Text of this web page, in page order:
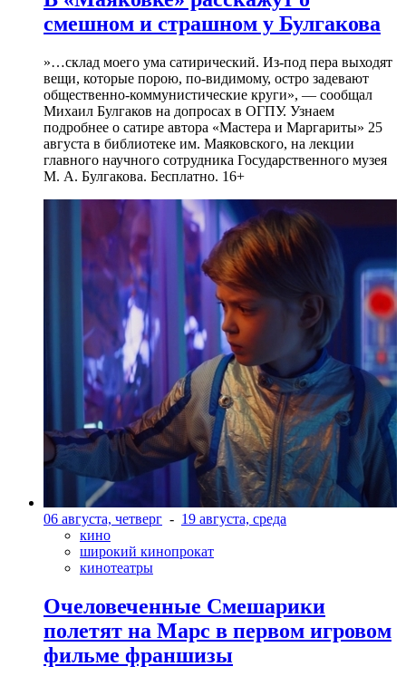
смешном и страшном у Булгакова
»…склад моего ума сатирический. Из-под пера выходят
вещи, которые порою, по-видимому, остро задевают
общественно-коммунистические круги», — сообщал
Михаил Булгаков на допросах в ОГПУ. Узнаем
подробнее о сатире автора «Мастера и Маргариты» 25
августа в библиотеке им. Маяковского, на лекции
главного научного сотрудника Государственного музея
М. А. Булгакова. Бесплатно. 16+
06 августа, четверг - 19 августа, среда
кино
широкий кинопрокат
кинотеатры
Очеловеченные Смешарики
полетят на Марс в первом игровом
фильме франшизы